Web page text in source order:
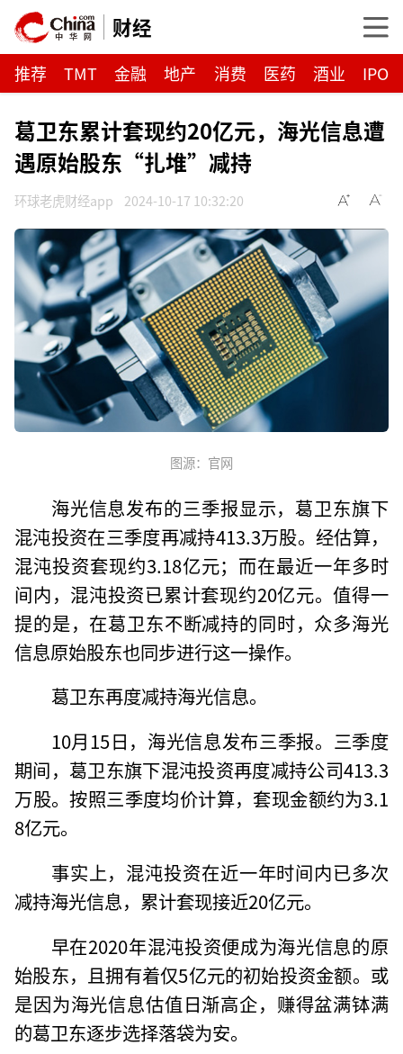
财经
推荐 TMT 金融 地产 消费 医药 酒业 IPO
葛卫东累计套现约20亿元，海光信息遭
遇原始股东“扎堆”减持
环球老虎财经app 2024-10-17 10:32:20
图源：官网
海光信息发布的三季报显示，葛卫东旗下
混沌投资在三季度再减持413.3万股。经估算，
混沌投资套现约3.18亿元；而在最近一年多时
间内，混沌投资已累计套现约20亿元。值得一
提的是，在葛卫东不断减持的同时，众多海光
信息原始股东也同步进行这一操作。
葛卫东再度减持海光信息。
10月15日，海光信息发布三季报。三季度
期间，葛卫东旗下混沌投资再度减持公司413.3
万股。按照三季度均价计算，套现金额约为3.1
8亿元。
事实上，混沌投资在近一年时间内已多次
减持海光信息，累计套现接近20亿元。
早在2020年混沌投资便成为海光信息的原
始股东，且拥有着仅5亿元的初始投资金额。或
是因为海光信息估值日渐高企，赚得盆满钵满
的葛卫东逐步选择落袋为安。